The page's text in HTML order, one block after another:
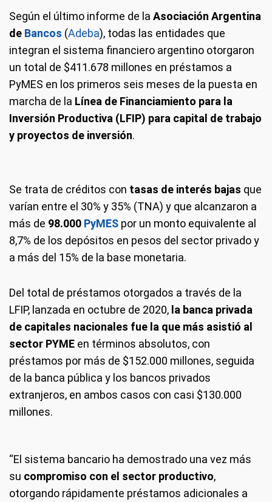
Según el último informe de la Asociación Argentina
de Bancos (Adeba), todas las entidades que
integran el sistema financiero argentino otorgaron
un total de $411.678 millones en préstamos a
PyMES en los primeros seis meses de la puesta en
marcha de la Línea de Financiamiento para la
Inversión Productiva (LFIP) para capital de trabajo
y proyectos de inversión.
Se trata de créditos con tasas de interés bajas que
varían entre el 30% y 35% (TNA) y que alcanzaron a
más de 98.000 PyMES por un monto equivalente al
8,7% de los depósitos en pesos del sector privado y
a más del 15% de la base monetaria.
Del total de préstamos otorgados a través de la
LFIP, lanzada en octubre de 2020, la banca privada
de capitales nacionales fue la que más asistió al
sector PYME en términos absolutos, con
préstamos por más de $152.000 millones, seguida
de la banca pública y los bancos privados
extranjeros, en ambos casos con casi $130.000
millones.
“El sistema bancario ha demostrado una vez más
su compromiso con el sector productivo,
otorgando rápidamente préstamos adicionales a